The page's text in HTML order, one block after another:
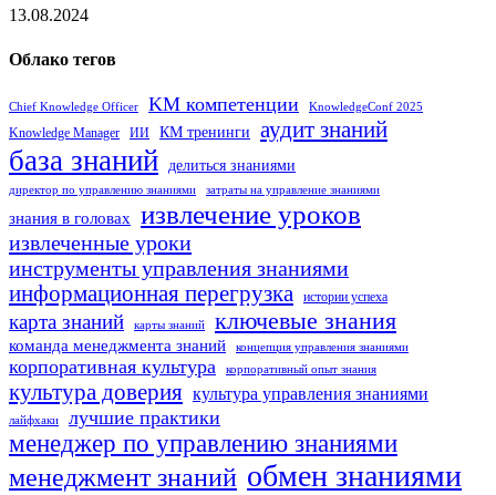
13.08.2024
Облако тегов
Chief Knowledge Officer KM компетенции KnowledgeConf 2025
Knowledge Manager ИИ КМ тренинги аудит знаний
база знаний делиться знаниями
директор по управлению знаниями затраты на управление знаниями
знания в головах извлечение уроков
извлеченные уроки
инструменты управления знаниями
информационная перегрузка
истории успеха
карта знаний карты знаний ключевые знания
команда менеджмента знаний концепция управления знаниями
корпоративная культура корпоративный опыт знания
культура доверия культура управления знаниями
лайфхаки лучшие практики
менеджер по управлению знаниями
менеджмент знаний обмен знаниями